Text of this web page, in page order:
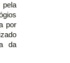
por
da